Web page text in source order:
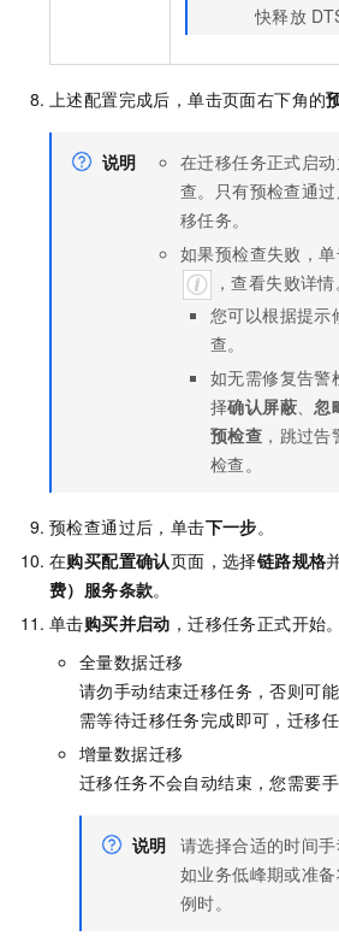
快释放
上述配置完成后，单击页面右下角的
说明
在迁移任务正式启
查。只有预检查通
移任务。
如果预检查失败，
，查看失败详情
您可以根据提示
查。
如无需修复告警
择确认屏蔽
忽
预检查 ，跳过
检查。
预检查通过后，单击下一步。
在购买配置确认页面，选择链路规格
费）服务条款。
单击购买并启动 ，迁移任务正式开始。
全量数据迁移
请勿手动结束迁移任务，否则可
需等待迁移任务完成即可，迁移任
增量数据迁移
迁移任务不会自动结束，您需要手
说明 请选择合适的时间
如业务低峰期或准
例时。